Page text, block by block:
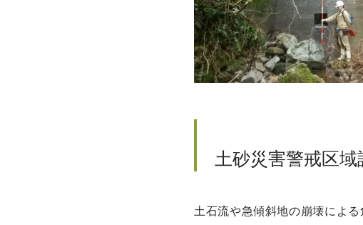
土砂災害警戒区域
土石流や急傾斜地の崩壊によ